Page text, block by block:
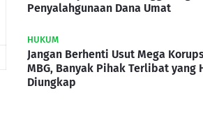
Penyalahgunaan Dana Umat
HUKUM
Jangan Berhenti Usut Mega
MBG, Banyak Pihak Terlibat yang
Diungkap